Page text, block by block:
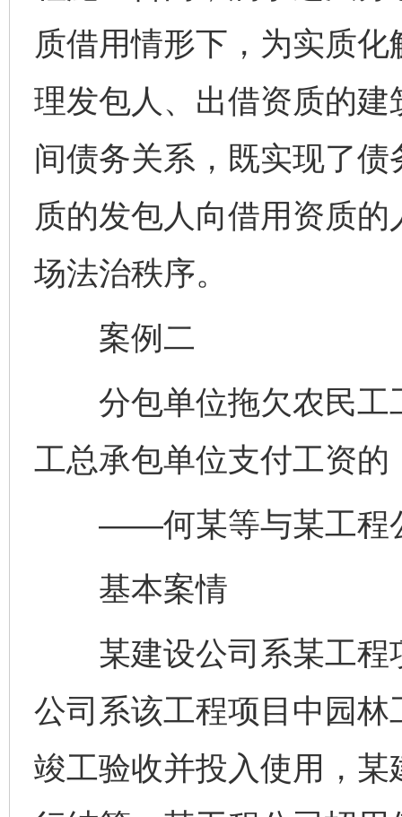
质借用情形下，为实质
理发包人、出借资质的
间债务关系，既实现了
质的发包人向借用资质
场法治秩序。
案例二
分包单位拖欠农民工
工总承包单位支付工资的
——何某等与某工程公
基本案情
某建设公司系某工程
公司系该工程项目中园
竣工验收并投入使用，